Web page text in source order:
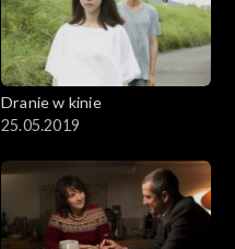
Dranie w kinie
25.05.2019